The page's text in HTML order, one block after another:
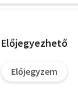
Előjegyezhető
Előjegyzem